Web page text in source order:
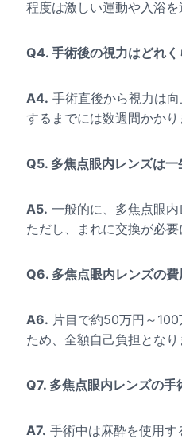
程度は激しい運動や入浴を
Q4. 手術後の視力はどれ
A4. 手術直後から視力は
するまでには数週間かかり
Q5. 多焦点眼内レンズは一
A5. 一般的に、多焦点眼内
ただし、まれに交換が必要
Q6. 多焦点眼内レンズの
A6. 片目で約50万円～
ため、全額自己負担となり
Q7. 多焦点眼内レンズの手
A7. 手術中は麻酔を使用